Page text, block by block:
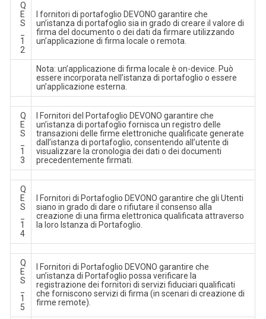
Q
E
S
1
2
I fornitori di portafoglio DEVONO garantire che
un’istanza di portafoglio sia in grado di creare il valore di
firma del documento o dei dati da firmare utilizzando
un’applicazione di firma locale o remota.
Nota: un’applicazione di firma locale è on-device. Può
essere incorporata nell’istanza di portafoglio o essere
un’applicazione esterna.
Q
E
S
1
3
I Fornitori del Portafoglio DEVONO garantire che
un’istanza di portafoglio fornisca un registro delle
transazioni delle firme elettroniche qualificate generate
dall’istanza di portafoglio, consentendo all’utente di
visualizzare la cronologia dei dati o dei documenti
precedentemente firmati.
Q
E
S
1
4
I Fornitori di Portafoglio DEVONO garantire che gli Utenti
siano in grado di dare o rifiutare il consenso alla
creazione di una firma elettronica qualificata attraverso
la loro Istanza di Portafoglio.
Q
E
S
1
5
I Fornitori di Portafoglio DEVONO garantire che
un’istanza di Portafoglio possa verificare la
registrazione dei fornitori di servizi fiduciari qualificati
che forniscono servizi di firma (in scenari di creazione di
firme remote).